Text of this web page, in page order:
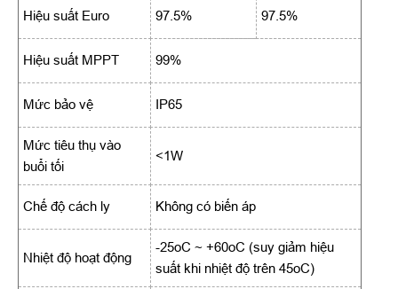
Hiệu suất Euro 97.5% 97.5%
Hiệu suất MPPT 99%
Mức bảo vệ IP65
Mức tiêu thụ vào
buổi tối
<1W
Chế độ cách ly Không có biến áp
Nhiệt độ hoạt động
-25oC ~ +60oC (suy giảm hiệu
suất khi nhiệt độ trên 45oC)